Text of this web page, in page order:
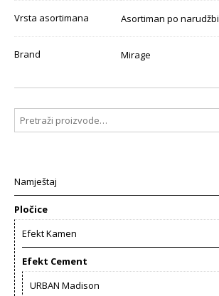
Vrsta asortimana Asortiman po narudžbi
Brand Mirage
Namještaj
Pločice
Efekt Kamen
Efekt Cement
URBAN Madison